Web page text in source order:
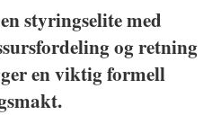
styringselite med
og retning
en viktig formell